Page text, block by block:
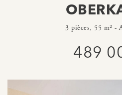
3 pièces, 55 m² -
489